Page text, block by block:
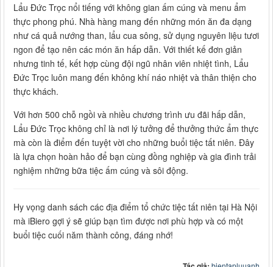
Lẩu Đức Trọc nổi tiếng với không gian ấm cúng và menu ẩm
thực phong phú. Nhà hàng mang đến những món ăn đa dạng
như cá quả nướng than, lẩu cua sông, sử dụng nguyên liệu tươi
ngon để tạo nên các món ăn hấp dẫn. Với thiết kế đơn giản
nhưng tinh tế, kết hợp cùng đội ngũ nhân viên nhiệt tình, Lẩu
Đức Trọc luôn mang đến không khí náo nhiệt và thân thiện cho
thực khách.
Với hơn 500 chỗ ngồi và nhiều chương trình ưu đãi hấp dẫn,
Lẩu Đức Trọc không chỉ là nơi lý tưởng để thưởng thức ẩm thực
mà còn là điểm đến tuyệt vời cho những buổi tiệc tất niên. Đây
là lựa chọn hoàn hảo để bạn cùng đồng nghiệp và gia đình trải
nghiệm những bữa tiệc ấm cúng và sôi động.
Hy vọng danh sách các địa điểm tổ chức tiệc tất niên tại Hà Nội
mà iBiero gợi ý sẽ giúp bạn tìm được nơi phù hợp và có một
buổi tiệc cuối năm thành công, đáng nhớ!